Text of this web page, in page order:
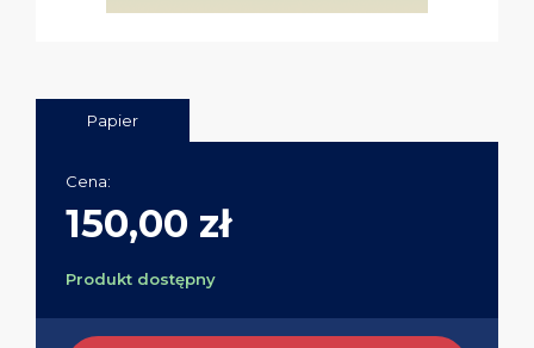
Papier
Cena:
150,00 zł
Produkt dostępny